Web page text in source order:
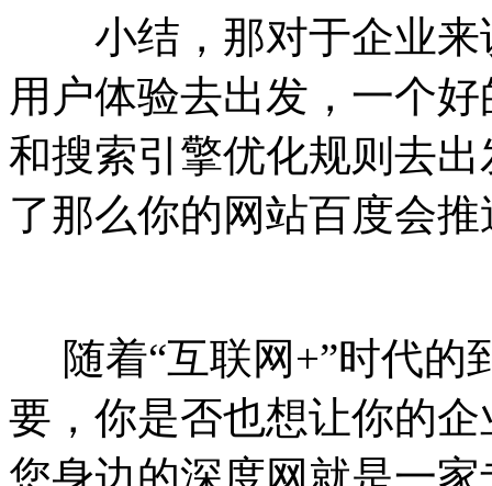
小结，那对于企业来
用户体验去出发，一个好
和搜索引擎优化规则去
了那么你的网站百度会
随着“互联网+”时代的
要，你是否也想让你的